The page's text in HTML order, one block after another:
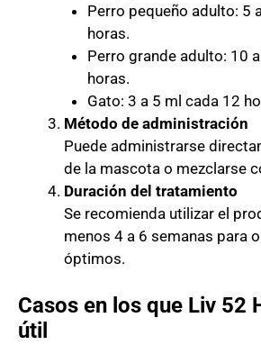
Perro pequeño adulto: 5
horas.
Perro grande adulto: 10
horas.
Gato: 3 a 5 ml cada 12
Método de administración
Puede administrarse
de la mascota o mezclarse
Duración del tratamiento
Se recomienda utilizar el
menos 4 a 6 semanas para
óptimos.
Casos en los que Liv 52
útil